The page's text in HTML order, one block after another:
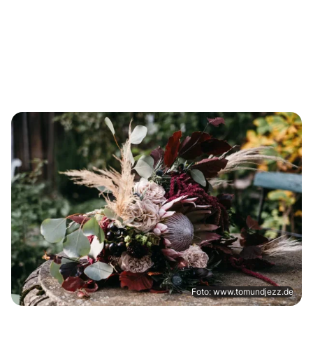
Foto: www.tomundjezz.de